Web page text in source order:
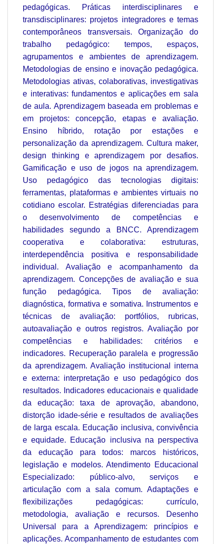
pedagógicas. Práticas interdisciplinares e
transdisciplinares: projetos integradores e temas
contemporâneos transversais. Organização do
trabalho pedagógico: tempos, espaços,
agrupamentos e ambientes de aprendizagem.
Metodologias de ensino e inovação pedagógica.
Metodologias ativas, colaborativas, investigativas
e interativas: fundamentos e aplicações em sala
de aula. Aprendizagem baseada em problemas e
em projetos: concepção, etapas e avaliação.
Ensino híbrido, rotação por estações e
personalização da aprendizagem. Cultura maker,
design thinking e aprendizagem por desafios.
Gamificação e uso de jogos na aprendizagem.
Uso pedagógico das tecnologias digitais:
ferramentas, plataformas e ambientes virtuais no
cotidiano escolar. Estratégias diferenciadas para
o desenvolvimento de competências e
habilidades segundo a BNCC. Aprendizagem
cooperativa e colaborativa: estruturas,
interdependência positiva e responsabilidade
individual. Avaliação e acompanhamento da
aprendizagem. Concepções de avaliação e sua
função pedagógica. Tipos de avaliação:
diagnóstica, formativa e somativa. Instrumentos e
técnicas de avaliação: portfólios, rubricas,
autoavaliação e outros registros. Avaliação por
competências e habilidades: critérios e
indicadores. Recuperação paralela e progressão
da aprendizagem. Avaliação institucional interna
e externa: interpretação e uso pedagógico dos
resultados. Indicadores educacionais e qualidade
da educação: taxa de aprovação, abandono,
distorção idade-série e resultados de avaliações
de larga escala. Educação inclusiva, convivência
e equidade. Educação inclusiva na perspectiva
da educação para todos: marcos históricos,
legislação e modelos. Atendimento Educacional
Especializado: público-alvo, serviços e
articulação com a sala comum. Adaptações e
flexibilizações pedagógicas: currículo,
metodologia, avaliação e recursos. Desenho
Universal para a Aprendizagem: princípios e
aplicações. Acompanhamento de estudantes com